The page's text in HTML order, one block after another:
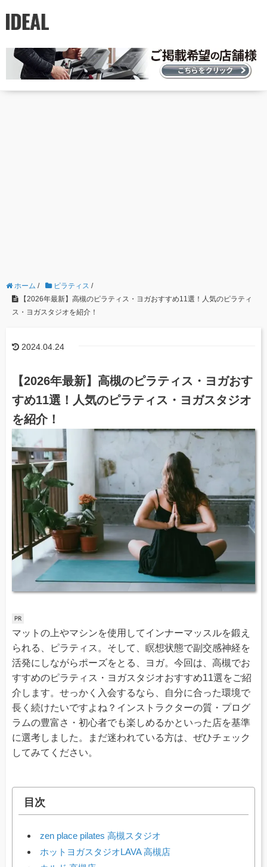
ホーム / ピラティス /
【2026年最新】高槻のピラティス・ヨガおすすめ11選！人気のピラティ
ス・ヨガスタジオを紹介！
2024.04.24
【2026年最新】高槻のピラティス・ヨガおす
すめ11選！人気のピラティス・ヨガスタジオ
を紹介！
マットの上やマシンを使用してインナーマッスルを鍛え
られる、ピラティス。そして、瞑想状態で副交感神経を
活発にしながらポーズをとる、ヨガ。今回は、高槻でお
すすめのピラティス・ヨガスタジオおすすめ11選をご紹
介します。せっかく入会するなら、自分に合った環境で
長く続けたいですよね？インストラクターの質・プログ
ラムの豊富さ・初心者でも楽しめるかといった店を基準
に選考しました。まだ迷われている方は、ぜひチェック
してみてください。
目次
zen place pilates 高槻スタジオ
ホットヨガスタジオLAVA 高槻店